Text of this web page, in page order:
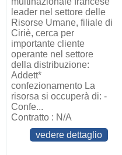
leader nel settore delle
Risorse Umane, filiale di
Ciriè, cerca per
importante cliente
operante nel settore
della distribuzione:
Addett*
confezionamento La
risorsa si occuperà di: -
Confe...
Contratto : N/A
vedere dettaglio